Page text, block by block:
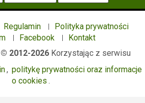
Regulamin
Polityka prywatności
Facebook
Kontakt
© 2012-2026Korzystając z serwisu
, politykę prywatności oraz informacje
o cookies .